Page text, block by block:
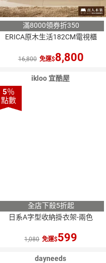
滿8000領券折350
ERICA原木生活182CM電視櫃
16,800 免運 8,800
ikloo 宜酷屋
5％
點數
全店下殺5折起
日系A字型收納掛衣架-兩色
1,080 免運 599
dayneeds